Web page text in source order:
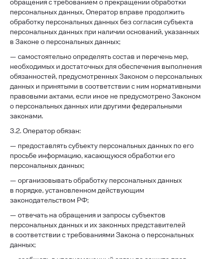
обращения с требованием о прекращении обработки
персональных данных, Оператор вправе продолжить
обработку персональных данных без согласия субъекта
персональных данных при наличии оснований, указанных
в Законе о персональных данных;
— самостоятельно определять состав и перечень мер,
необходимых и достаточных для обеспечения выполнения
обязанностей, предусмотренных Законом о персональных
данных и принятыми в соответствии с ним нормативными
правовыми актами, если иное не предусмотрено Законом
о персональных данных или другими федеральными
законами.
3.2. Оператор обязан:
— предоставлять субъекту персональных данных по его
просьбе информацию, касающуюся обработки его
персональных данных;
— организовывать обработку персональных данных
в порядке, установленном действующим
законодательством РФ;
— отвечать на обращения и запросы субъектов
персональных данных и их законных представителей
в соответствии с требованиями Закона о персональных
данных;